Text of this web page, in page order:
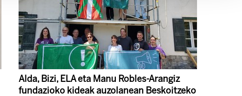
Alda, Bizi, ELA eta Manu Robles-Arangiz
fundazioko kideak auzolanean Beskoitzeko